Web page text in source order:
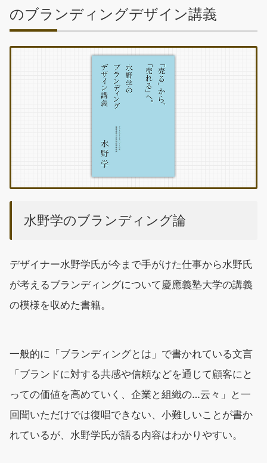
のブランディングデザイン講義
水野学のブランディング論
デザイナー水野学氏が今まで手がけた仕事から水野氏
が考えるブランディングについて慶應義塾大学の講義
の模様を収めた書籍。
一般的に「ブランディングとは」で書かれている文言
「ブランドに対する共感や信頼などを通じて顧客にと
っての価値を高めていく、企業と組織の…云々」と一
回聞いただけでは復唱できない、小難しいことが書か
れているが、水野学氏が語る内容はわかりやすい。